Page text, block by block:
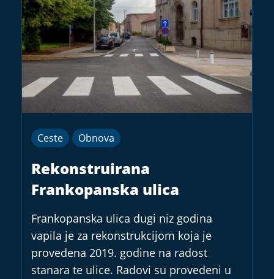
Ceste Obnova
Rekonstruirana
Frankopanska ulica
Frankopanska ulica dugi niz godina
vapila je za rekonstrukcijom koja je
provedena 2019. godine na radost
stanara te ulice. Radovi su provedeni u